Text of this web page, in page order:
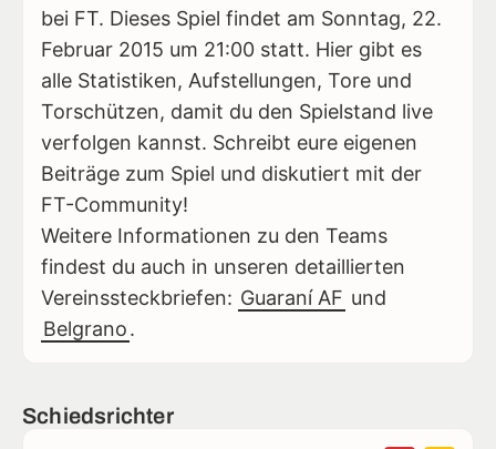
bei FT. Dieses Spiel findet am Sonntag, 22.
Februar 2015 um 21:00 statt. Hier gibt es
alle Statistiken, Aufstellungen, Tore und
Torschützen, damit du den Spielstand live
verfolgen kannst. Schreibt eure eigenen
Beiträge zum Spiel und diskutiert mit der
FT-Community!
Weitere Informationen zu den Teams
findest du auch in unseren detaillierten
Vereinssteckbriefen: Guaraní AF und
Belgrano.
Schiedsrichter